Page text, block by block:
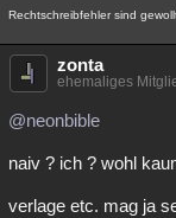
Rechtschreibfehler sind
zonta
ehemaliges
@neonbible
naiv ? ich ? wohl
verlage etc. mag ja